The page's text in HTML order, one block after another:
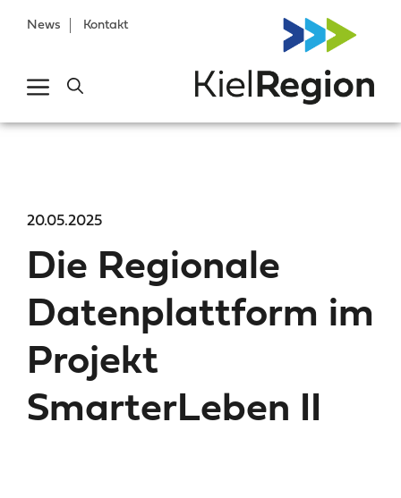
News Kontakt
Die Regionale
Datenplattform im
Projekt
SmarterLeben II
20.05.2025